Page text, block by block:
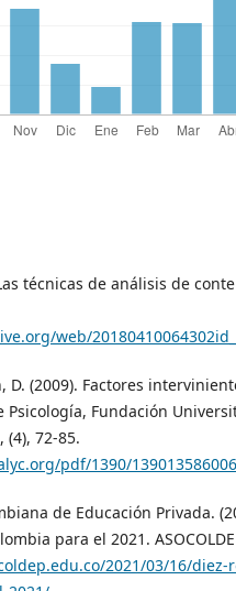
técnicas de análisis de
web/
D. (2009). Factores
Psicología, Fundación
(4), 72-85.
pdf/1390/
de Educación Privada.
para el 2021.
2021/03/16/